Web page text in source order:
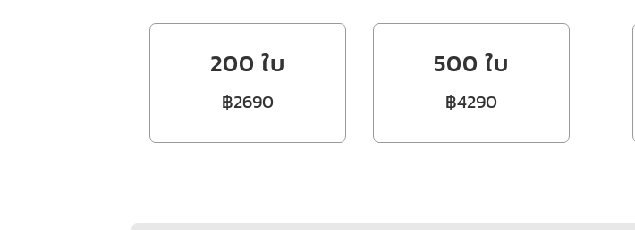
200 ใบ
฿2690
500 ใบ
฿4290